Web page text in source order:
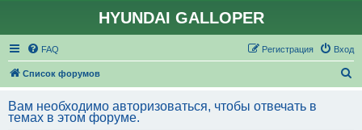
HYUNDAI GALLOPER
FAQ Вход
Регистрация
Список форумов
Вам необходимо авторизоваться, чтобы отвечать в
темах в этом форуме.